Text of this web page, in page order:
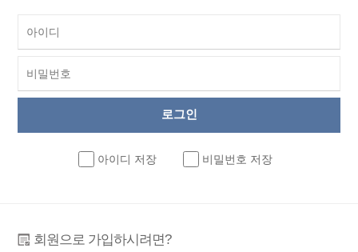
아이디 저장 비밀번호 저장
회원으로 가입하시려면?